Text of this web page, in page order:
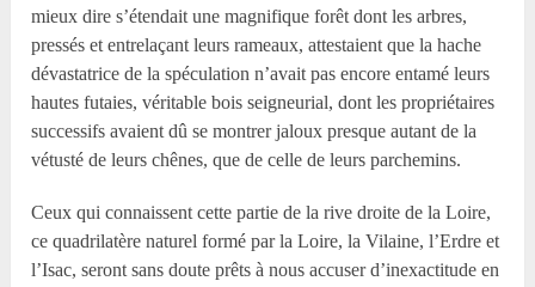
mieux dire s’étendait une magnifique forêt dont les arbres,
pressés et entrelaçant leurs rameaux, attestaient que la hache
dévastatrice de la spéculation n’avait pas encore entamé leurs
hautes futaies, véritable bois seigneurial, dont les propriétaires
successifs avaient dû se montrer jaloux presque autant de la
vétusté de leurs chênes, que de celle de leurs parchemins.
Ceux qui connaissent cette partie de la rive droite de la Loire,
ce quadrilatère naturel formé par la Loire, la Vilaine, l’Erdre et
l’Isac, seront sans doute prêts à nous accuser d’inexactitude en